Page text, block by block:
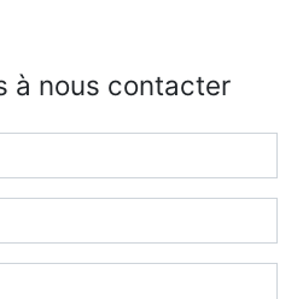
à nous contacter